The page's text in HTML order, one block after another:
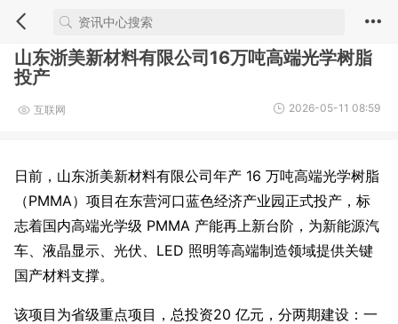
山东浙美新材料有限公司16万吨高端光学树脂
投产
互联网 2026-05-11 08:59
日前，山东浙美新材料有限公司年产 16 万吨高端光学树脂
（PMMA）项目在东营河口蓝色经济产业园正式投产，标
志着国内高端光学级 PMMA 产能再上新台阶，为新能源汽
车、液晶显示、光伏、LED 照明等高端制造领域提供关键
国产材料支撑。
该项目为省级重点项目，总投资20 亿元，分两期建设：一